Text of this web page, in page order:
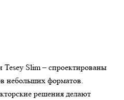
Tesey Slim – спроектированы
небольших форматов.
решения делают